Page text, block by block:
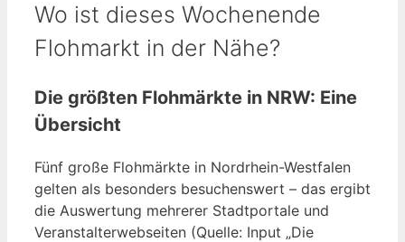
Wo ist dieses Wochenende
Flohmarkt in der Nähe?
Die größten Flohmärkte in NRW: Eine
Übersicht
Fünf große Flohmärkte in Nordrhein-Westfalen
gelten als besonders besuchenswert – das ergibt
die Auswertung mehrerer Stadtportale und
Veranstalterwebseiten (Quelle: Input „Die